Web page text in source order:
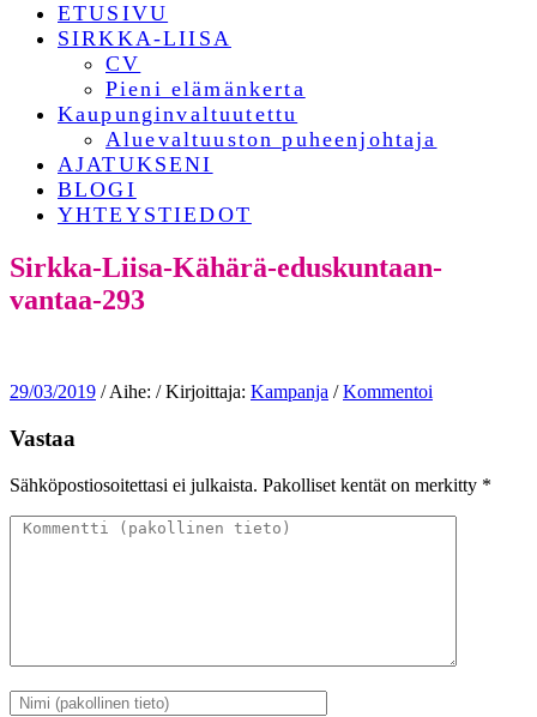
ETUSIVU
SIRKKA-LIISA
CV
Pieni elämänkerta
Kaupunginvaltuutettu
Aluevaltuuston puheenjohtaja
AJATUKSENI
BLOGI
YHTEYSTIEDOT
Sirkka-Liisa-Kähärä-eduskuntaan-
vantaa-293
29/03/2019 / Aihe: / Kirjoittaja: Kampanja /Kommentoi
Vastaa
Sähköpostiosoitettasi ei julkaista. Pakolliset kentät on merkitty *